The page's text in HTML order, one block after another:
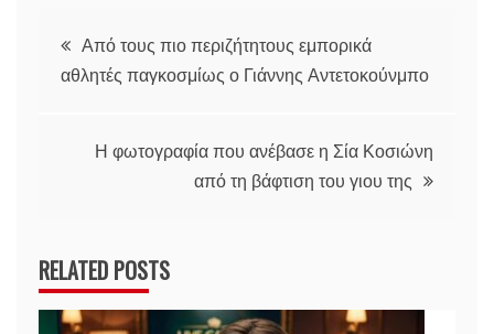
Πλοήγηση
άρθρων
Από τους πιο περιζήτητους εμπορικά
αθλητές παγκοσμίως ο Γιάννης Αντετοκούνμπο
Η φωτογραφία που ανέβασε η Σία Κοσιώνη
από τη βάφτιση του γιου της
RELATED POSTS